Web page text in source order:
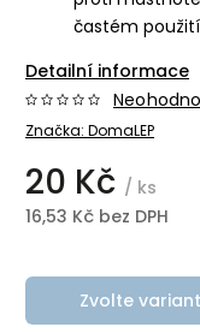
častém
Detailní informace
Značka: DomaLEP
20 Kč / ks
16,53 Kč bez DPH
Zvolte